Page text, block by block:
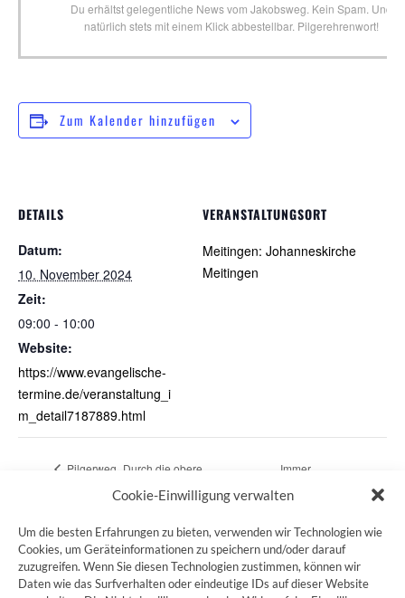
Cookie-Einwilligung verwalten
Um die besten Erfahrungen zu bieten, verwenden wir Technologien wie
Cookies, um Geräteinformationen zu speichern und/oder darauf
zuzugreifen. Wenn Sie diesen Technologien zustimmen, können wir
Daten wie das Surfverhalten oder eindeutige IDs auf dieser Website
Du erhältst gelegentliche News vom Jakobsweg. Kein Spam. Und
natürlich stets mit einem Klick abbestellbar. Pilgerehrenwort!
Zum Kalender hinzufügen
DETAILS
Datum:
10. November 2024
Zeit:
09:00 - 10:00
Website:
https://www.evangelische-
termine.de/veranstaltung_i
m_detail7187889.html
VERANSTALTUNGSORT
Meitingen: Johanneskirche
Meitingen
Pilgerweg „Durch die obere
Alsterniederung“
Immer
wiederkommen
ZUM JAKOBSWEG SHOP